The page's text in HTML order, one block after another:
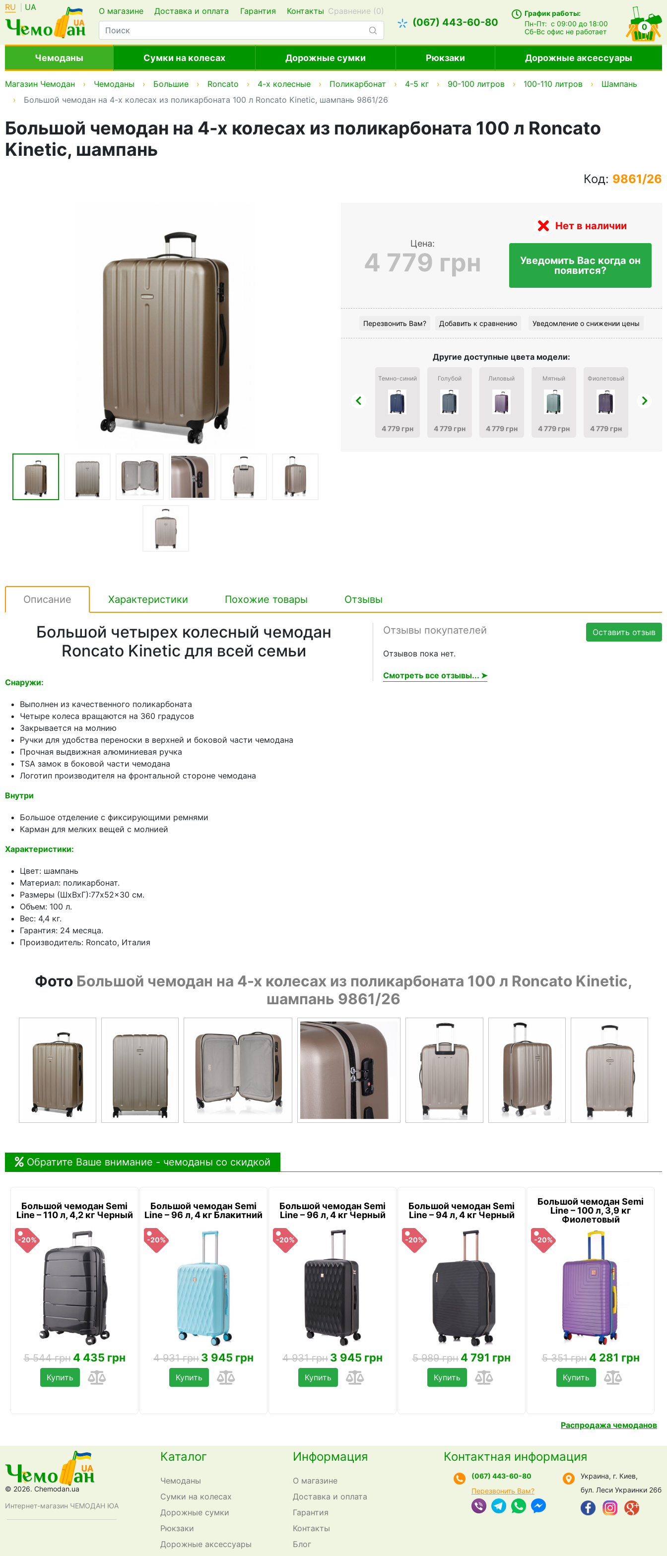
RU UA О магазине Доставка и оплата Гарантия Контакты Сравнение (0)
(067) 443-60-80
График работы:
Пн-Пт:с 09:00 до 18:00
Сб-Всофис не работает 0
Чемоданы Сумки на колесах Дорожные сумки Рюкзаки Дорожные аксессуары
Магазин Чемодан Чемоданы Большие Roncato 4-х колесные Поликарбонат 4-5 кг 90-100 литров 100-110 литров
Шампань
Большой чемодан на 4-х колесах из поликарбоната 100 л Roncato Kinetic, шампань 9861/26
Большой чемодан на 4-х колесах из поликарбоната 100 л Roncato
Kinetic, шампань
Код: 9861/26
Цена:
4 779 грн
Нет в наличии
Уведомить Вас когда он
появится?
Перезвонить Вам? Добавить к сравнению Уведомление о снижении цены
Другие доступные цвета модели:
Темно-синий
4 779 грн
Голубой
4 779 грн
Лиловый
4 779 грн
Мятный
4 779 грн
Фиолетовый
4 779 грн
Описание Характеристики Похожие товары Отзывы
Оставить отзыв
Отзывы покупателей
Отзывов пока нет.
Смотреть все отзывы... ➤
Большой четырех колесный чемодан
Roncato Kinetic для всей семьи
Снаружи:
Выполнен из качественного поликарбоната
Четыре колеса вращаются на 360 градусов
Закрывается на молнию
Ручки для удобства переноски в верхней и боковой части чемодана
Прочная выдвижная алюминиевая ручка
TSA замок в боковой части чемодана
Логотип производителя на фронтальной стороне чемодана
Внутри
Большое отделение с фиксирующими ремнями
Карман для мелких вещей с молнией
Характеристики:
Цвет: шампань
Материал: поликарбонат.
Размеры (ШхВхГ):77x52x30 см.
Объем: 100 л.
Вес: 4,4 кг.
Гарантия: 24 месяца.
Производитель: Roncato, Италия
Фото Большой чемодан на 4-х колесах из поликарбоната 100 л Roncato Kinetic,
шампань 9861/26
Обратите Ваше внимание - чемоданы со скидкой
Большой чемодан Semi
Line – 110 л, 4,2 кг Черный
-20%
5 544 грн 4 435 грн
Купить
Большой чемодан Semi
Line – 96 л, 4 кг Блакитний
-20%
4 931 грн 3 945 грн
Купить
Большой чемодан Semi
Line – 96 л, 4 кг Черный
-20%
4 931 грн 3 945 грн
Купить
Большой чемодан Semi
Line – 94 л, 4 кг Черный
-20%
5 989 грн 4 791 грн
Купить
Большой чемодан Semi
Line – 100 л, 3,9 кг
Фиолетовый
-20%
5 351 грн 4 281 грн
Купить
Распродажа чемоданов
© 2026. Chemodan.ua
Интернет-магазин ЧЕМОДАН ЮА
Каталог
Чемоданы
Сумки на колесах
Дорожные сумки
Рюкзаки
Дорожные аксессуары
Информация
О магазине
Доставка и оплата
Гарантия
Контакты
Блог
Контактная информация
(067) 443-60-80
Перезвонить Вам?
Украина, г. Киев,
бул. Леси Украинки 26б